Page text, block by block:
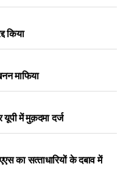
किया
माफिया
में मुक़दमा दर्ज
का सत्‍ताधारियों के दबाव में